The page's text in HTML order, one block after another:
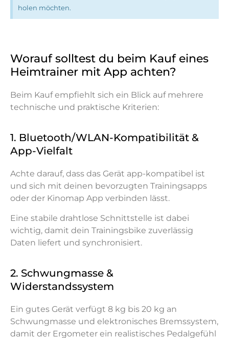
holen möchten.
Worauf solltest du beim Kauf eines
Heimtrainer mit App achten?
Beim Kauf empfiehlt sich ein Blick auf mehrere
technische und praktische Kriterien:
1. Bluetooth/WLAN-Kompatibilität &
App-Vielfalt
Achte darauf, dass das Gerät app-kompatibel ist
und sich mit deinen bevorzugten Trainingsapps
oder der Kinomap App verbinden lässt.
Eine stabile drahtlose Schnittstelle ist dabei
wichtig, damit dein Trainingsbike zuverlässig
Daten liefert und synchronisiert.
2. Schwungmasse &
Widerstandssystem
Ein gutes Gerät verfügt 8 kg bis 20 kg an
Schwungmasse und elektronisches Bremssystem,
damit der Ergometer ein realistisches Pedalgefühl